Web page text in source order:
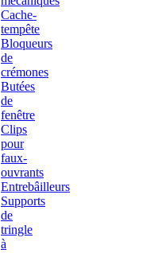
Cache-
tempête
Bloqueurs
de
crémones
Butées
de
fenêtre
Clips
pour
faux-
ouvrants
Entrebâilleurs
Supports
de
tringle
à